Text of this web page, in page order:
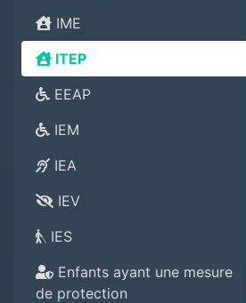
IME
ITEP
EEAP
IEM
IEA
IEV
IES
Enfants ayant une mesure
de protection